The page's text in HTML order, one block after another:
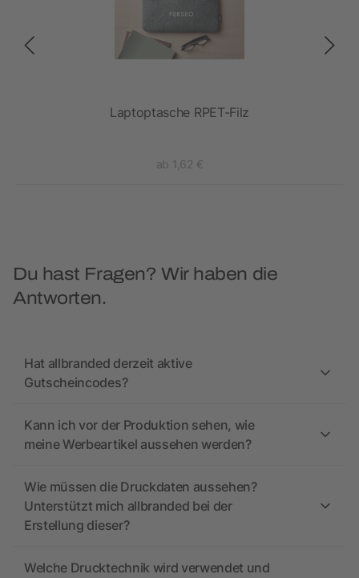
Laptoptasche RPET-Filz
ab 1,62 €
Du hast Fragen? Wir haben die
Antworten.
Hat allbranded derzeit aktive
Gutscheincodes?
Kann ich vor der Produktion sehen, wie
meine Werbeartikel aussehen werden?
Wie müssen die Druckdaten aussehen?
Unterstützt mich allbranded bei der
Erstellung dieser?
Welche Drucktechnik wird verwendet und